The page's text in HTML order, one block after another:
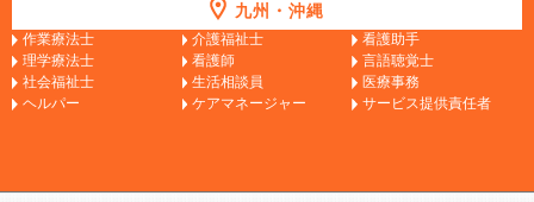
九州・沖縄
作業療法士 介護福祉士
看護助手
理学療法士
看護師
言語聴覚士
社会福祉士
生活相談員
医療事務
ヘルパー
ケアマネージャー サービス提供責任者